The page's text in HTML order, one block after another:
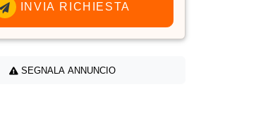
INVIA RICHIESTA
SEGNALA ANNUNCIO